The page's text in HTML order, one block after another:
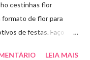
cestinhas flor
formato de flor para
de festas. Faço
LEIA MAIS